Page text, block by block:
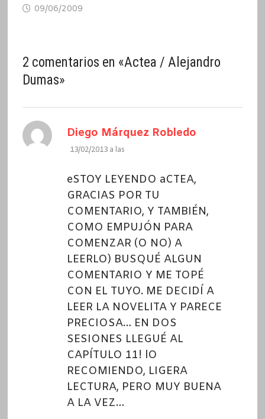
09/06/2009
2 comentarios en «Actea / Alejandro
Dumas»
Diego Márquez Robledo
13/02/2013 a las
eSTOY LEYENDO aCTEA,
GRACIAS POR TU
COMENTARIO, Y TAMBIÉN,
COMO EMPUJÓN PARA
COMENZAR (O NO) A
LEERLO) BUSQUÉ ALGUN
COMENTARIO Y ME TOPÉ
CON EL TUYO. ME DECIDÍ A
LEER LA NOVELITA Y PARECE
PRECIOSA… EN DOS
SESIONES LLEGUÉ AL
CAPÍTULO 11! lO
RECOMIENDO, LIGERA
LECTURA, PERO MUY BUENA
A LA VEZ…